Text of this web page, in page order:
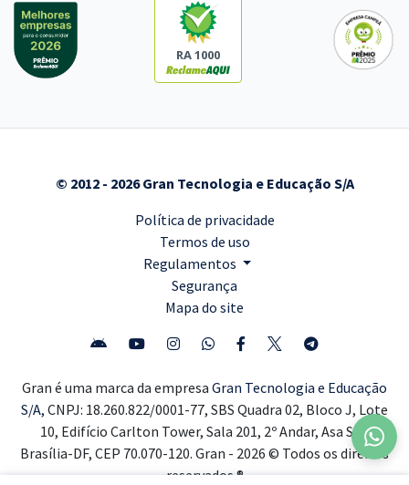
RA 1000
© 2012 - 2026 Gran Tecnologia e Educação S/A
Política de privacidade
Termos de uso
Regulamentos
Segurança
Mapa do site
Gran é uma marca da empresa Gran Tecnologia e Educação
S/A, CNPJ: 18.260.822/0001-77, SBS Quadra 02, Bloco J, Lote
10, Edifício Carlton Tower, Sala 201, 2º Andar, Asa Sul,
Brasília-DF, CEP 70.070-120. Gran - 2026 © Todos os direitos
reservados ®